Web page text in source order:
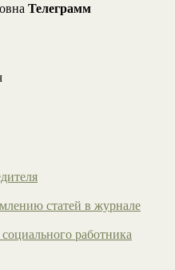
Телеграмм
статей в журнале
работника